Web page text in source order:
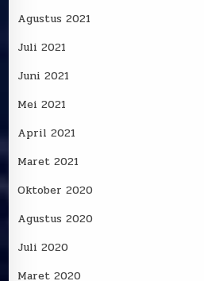
Agustus 2021
Juli 2021
Juni 2021
Mei 2021
April 2021
Maret 2021
Oktober 2020
Agustus 2020
Juli 2020
Maret 2020